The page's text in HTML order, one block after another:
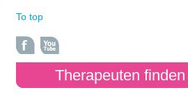
To top
Therapeuten finden